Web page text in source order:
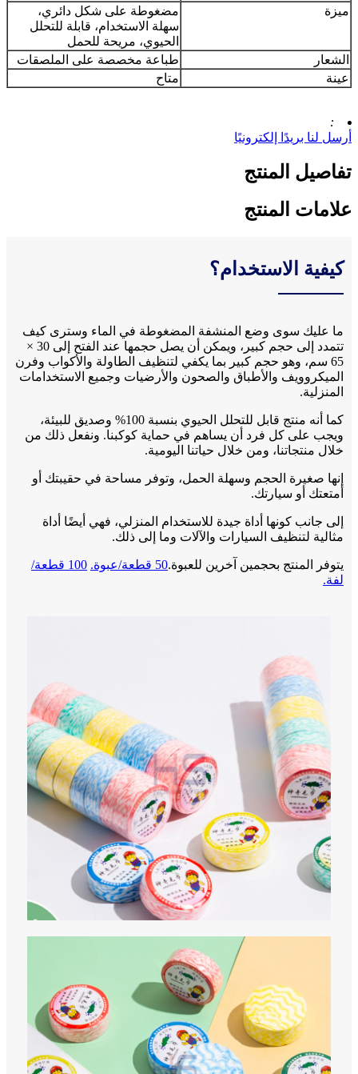
ميزة
مضغوطة على شكل دائري،
سهلة الاستخدام، قابلة للتحلل
الحيوي، مريحة للحمل
الشعار
طباعة مخصصة على الملصقات
عينة
متاح
:
أرسل لنا بريدًا إلكترونيًا
تفاصيل المنتج
علامات المنتج
كيفية الاستخدام؟
ما عليك سوى وضع المنشفة المضغوطة في الماء وسترى كيف
تتمدد إلى حجم كبير، ويمكن أن يصل حجمها عند الفتح إلى 30 ×
65 سم، وهو حجم كبير بما يكفي لتنظيف الطاولة والأكواب وفرن
الميكروويف والأطباق والصحون والأرضيات وجميع الاستخدامات
المنزلية.
كما أنه منتج قابل للتحلل الحيوي بنسبة 100% وصديق للبيئة،
ويجب على كل فرد أن يساهم في حماية كوكبنا. ونفعل ذلك من
خلال منتجاتنا، ومن خلال حياتنا اليومية.
إنها صغيرة الحجم وسهلة الحمل، وتوفر مساحة في حقيبتك أو
أمتعتك أو سيارتك.
إلى جانب كونها أداة جيدة للاستخدام المنزلي، فهي أيضًا أداة
مثالية لتنظيف السيارات والآلات وما إلى ذلك.
يتوفر المنتج بحجمين آخرين للعبوة.50 قطعة/عبوة.
100 قطعة/
لفة.